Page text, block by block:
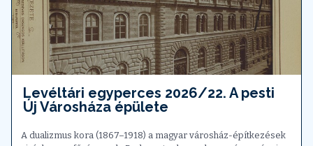
Levéltári egyperces 2026/22. A pesti
Új Városháza épülete
A dualizmus kora (1867–1918) a magyar városház-építkezések